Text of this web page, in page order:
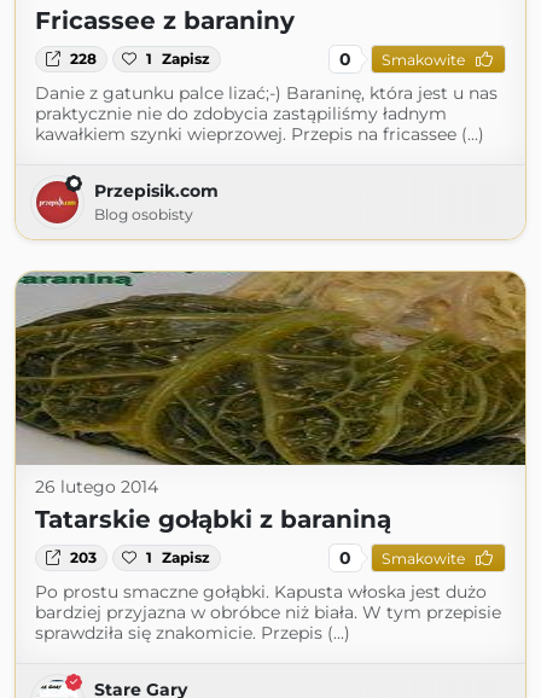
Fricassee z baraniny
228 1 Zapisz 0 Smakowite
Danie z gatunku palce lizać;-) Baraninę, która jest u nas
praktycznie nie do zdobycia zastąpiliśmy ładnym
kawałkiem szynki wieprzowej. Przepis na fricassee (...)
Przepisik.com
Blog osobisty
26 lutego 2014
Tatarskie gołąbki z baraniną
203 1 Zapisz 0 Smakowite
Po prostu smaczne gołąbki. Kapusta włoska jest dużo
bardziej przyjazna w obróbce niż biała. W tym przepisie
sprawdziła się znakomicie. Przepis (...)
Stare Gary